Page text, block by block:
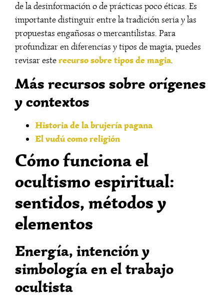
de la desinformación o de prácticas poco éticas. Es
importante distinguir entre la tradición seria y las
propuestas engañosas o mercantilistas. Para
profundizar en diferencias y tipos de magia, puedes
revisar esterecurso sobre tipos de magia.
Más recursos sobre orígenes
y contextos
Historia de la brujería pagana
El vudú como religión
Cómo funciona el
ocultismo espiritual:
sentidos, métodos y
elementos
Energía, intención y
simbología en el trabajo
ocultista